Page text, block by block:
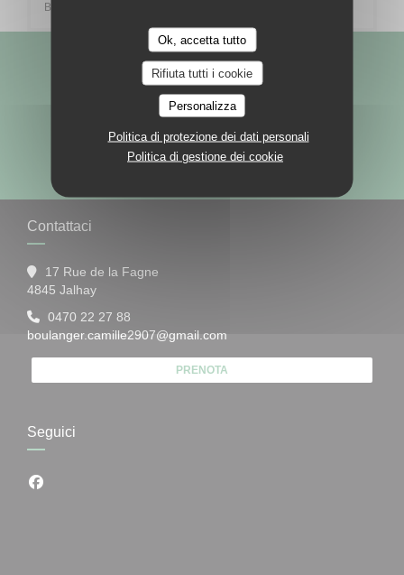
Ok, accetta tutto
Rifiuta tutti i cookie
Personalizza
Politica di protezione dei dati personali
Politica di gestione dei cookie
Bancontact / Mister Cash, Contanti, Maestro, Visa
Rimani informato
Iscriversi alla nostra newsletter per ricevere comunicazioni
personalizzate e offerte di marketing via e-mail.
ABBONATI
Contattaci
17 Rue de la Fagne
4845 Jalhay((apre una nuova finestra))
0470 22 27 88
boulanger.camille2907@gmail.com
PRENOTA
Seguici
Facebook ((apre una nuova finestra))